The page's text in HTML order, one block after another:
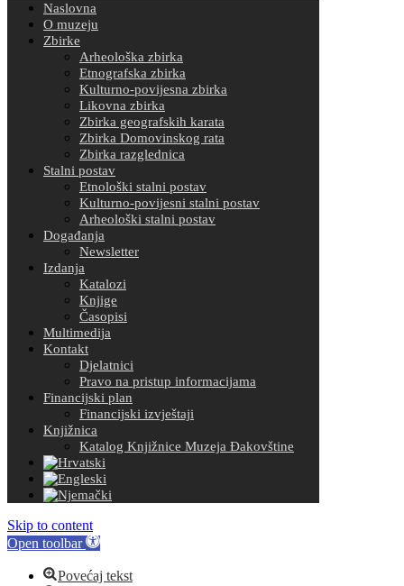
Naslovna
O muzeju
Zbirke
Arheološka zbirka
Etnografska zbirka
Kulturno-povijesna zbirka
Likovna zbirka
Zbirka geografskih karata
Zbirka Domovinskog rata
Zbirka razglednica
Stalni postav
Etnološki stalni postav
Kulturno-povijesni stalni postav
Arheološki stalni postav
Događanja
Newsletter
Izdanja
Katalozi
Knjige
Časopisi
Multimedija
Kontakt
Djelatnici
Pravo na pristup informacijama
Financijski plan
Financijski izvještaji
Knjižnica
Katalog Knjižnice Muzeja Đakovštine
Skip to content
Open toolbar
Povećaj tekst